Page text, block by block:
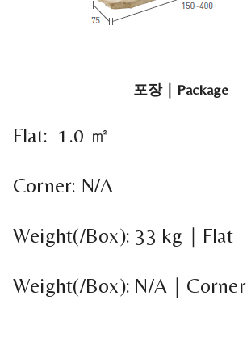
포장｜Package
Flat: 1.0 ㎡
Corner: N/A
Weight(/Box): 33 kg｜Flat
Weight(/Box): N/A｜Corner